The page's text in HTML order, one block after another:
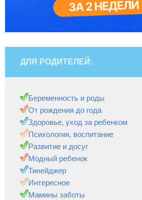
ДЛЯ РОДИТЕЛЕЙ:
Беременность и роды
От рождения до года
Здоровье, уход за ребенком
Психология, воспитание
Развитие и досуг
Модный ребенок
Тинейджер
Интересное
Мамины заботы